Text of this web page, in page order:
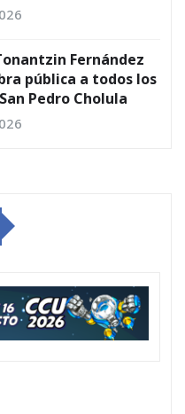
Fernández
pública a todos los
Pedro Cholula